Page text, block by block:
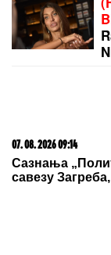
07. 08. 2026 09:14
Сазнања
савезу